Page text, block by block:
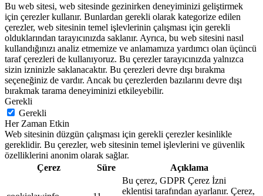
Bu web sitesi, web sitesinde gezinirken deneyiminizi geliştirmek
için çerezler kullanır. Bunlardan gerekli olarak kategorize edilen
çerezler, web sitesinin temel işlevlerinin çalışması için gerekli
olduklarından tarayıcınızda saklanır. Ayrıca, bu web sitesini nasıl
kullandığınızı analiz etmemize ve anlamamıza yardımcı olan üçüncü
taraf çerezleri de kullanıyoruz. Bu çerezler tarayıcınızda yalnızca
sizin izninizle saklanacaktır. Bu çerezleri devre dışı bırakma
seçeneğiniz de vardır. Ancak bu çerezlerden bazılarını devre dışı
bırakmak tarama deneyiminizi etkileyebilir.
Gerekli
Gerekli
Her Zaman Etkin
Web sitesinin düzgün çalışması için gerekli çerezler kesinlikle
gereklidir. Bu çerezler, web sitesinin temel işlevlerini ve güvenlik
özelliklerini anonim olarak sağlar.
Çerez
Süre Açıklama
Bu çerez, GDPR Çerez İzni
eklentisi tarafından ayarlanır. Çerez,